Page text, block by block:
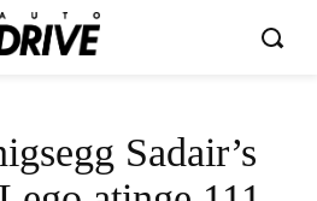
Sadair’s